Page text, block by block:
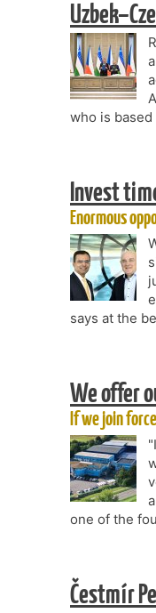
who is
Invest
Enormous
says at the
We offer
If we join
one of the
Čestmír